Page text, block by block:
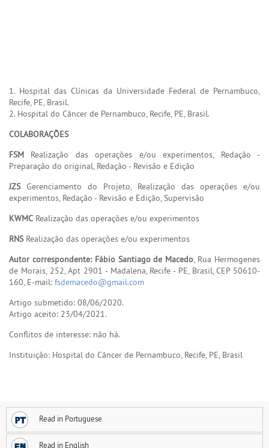
1. Hospital das Clínicas da Universidade Federal de Pernambuco,
Recife, PE, Brasil.
2. Hospital do Câncer de Pernambuco, Recife, PE, Brasil.
COLABORAÇÕES
FSM Realização das operações e/ou experimentos, Redação -
Preparação do original, Redação - Revisão e Edição
JZSGerenciamento do Projeto, Realização das operações e/ou
experimentos, Redação - Revisão e Edição, Supervisão
KWMC Realização das operações e/ou experimentos
RNSRealização das operações e/ou experimentos
Autor correspondente: Fábio Santiago de Macedo, Rua Hermogenes
de Morais, 252, Apt 2901 - Madalena, Recife - PE, Brasil, CEP 50610-
160, E-mail: fsdemacedo@gmail.com
Artigo submetido: 08/06/2020.
Artigo aceito: 23/04/2021.
Conflitos de interesse: não há.
Instituição: Hospital do Câncer de Pernambuco, Recife, PE, Brasil
Read in Portuguese
Read in English